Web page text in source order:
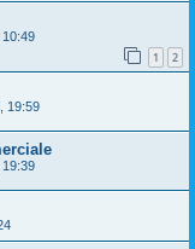
10:49
1 2
19:59
19:39